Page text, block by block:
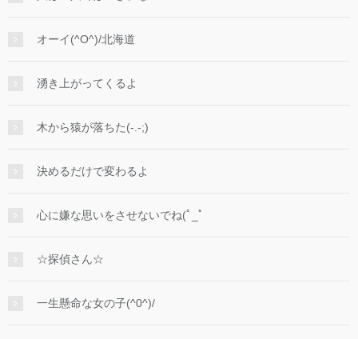
オーイ(^O^)/北海道
湧き上がってくるよ
木から猿が落ちた(-.-;)
決めるだけで変わるよ
心に嫌な思いをさせないでね(ﾟ_ﾟ
☆探偵さん☆
一生懸命な女の子(^0^)/